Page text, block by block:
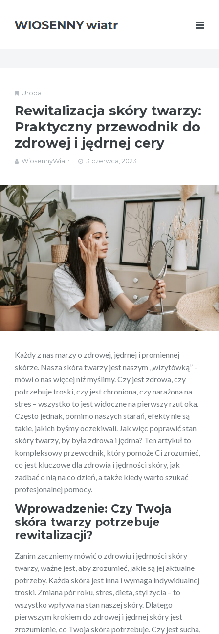
Uroda
Rewitalizacja skóry twarzy:
Praktyczny przewodnik do
zdrowej i jędrnej cery
WiosennyWiatr 3 czerwca, 2023
Każdy z nas marzy o zdrowej, jędrnej i promiennej
skórze. Nasza skóra twarzy jest naszym „wizytówką” –
mówi o nas więcej niż myślimy. Czy jest zdrowa, czy
potrzebuje troski, czy jest chroniona, czy narażona na
stres – wszystko to jest widoczne na pierwszy rzut oka.
Często jednak, pomimo naszych starań, efekty nie są
takie, jakich byśmy oczekiwali. Jak więc poprawić stan
skóry twarzy, by była zdrowa i jędrna? Ten artykuł to
kompleksowy przewodnik, który pomoże Ci zrozumieć,
co jest kluczowe dla zdrowia i jędrności skóry, jak
zadbać o nią na co dzień, a także kiedy warto szukać
profesjonalnej pomocy.
Wprowadzenie: Czy Twoja
skóra twarzy potrzebuje
rewitalizacji?
Zanim zaczniemy mówić o zdrowiu i jędrności skóry
twarzy, ważne jest, aby zrozumieć, jakie są jej aktualne
potrzeby. Każda skóra jest inna i wymaga indywidualnej
troski. Zmiana pór roku, stres, dieta, styl życia – to
wszystko wpływa na stan naszej skóry. Dlatego
pierwszym krokiem do zdrowej i jędrnej skóry jest
zrozumienie, co Twoja skóra potrzebuje. Czy jest sucha,